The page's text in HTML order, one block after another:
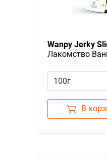
Wanpy Jerky
Лакомство
100г
В